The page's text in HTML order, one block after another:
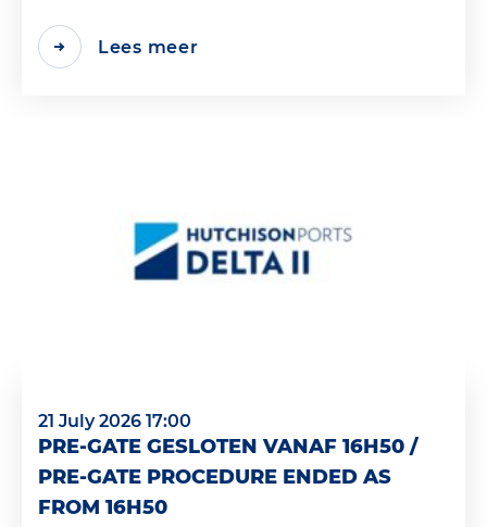
Lees meer
21 July 2026 17:00
PRE-GATE GESLOTEN VANAF 16H50 /
PRE-GATE PROCEDURE ENDED AS
FROM 16H50